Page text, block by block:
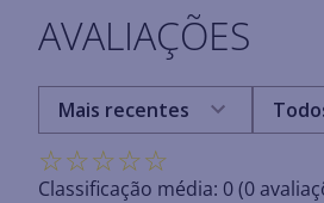
AVALIAÇÕES
☆☆☆☆☆
Classificação média: 0(0
Mais recentes